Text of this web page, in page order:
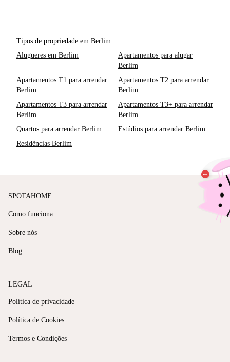
Tipos de propriedade em Berlim
Alugueres em Berlim
Apartamentos para alugar
Berlim
Apartamentos T1 para arrendar
Berlim
Apartamentos T2 para arrendar
Berlim
Apartamentos T3 para arrendar
Berlim
Apartamentos T3+ para arrendar
Berlim
Quartos para arrendar Berlim
Estúdios para arrendar Berlim
Residências Berlim
SPOTAHOME
Como funciona
Sobre nós
Blog
LEGAL
Política de privacidade
Política de Cookies
Termos e Condições